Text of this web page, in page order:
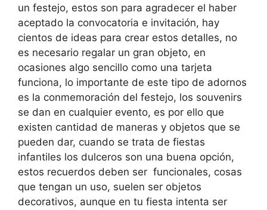
un festejo, estos son para agradecer el haber
aceptado la convocatoria e invitación, hay
cientos de ideas para crear estos detalles, no
es necesario regalar un gran objeto, en
ocasiones algo sencillo como una tarjeta
funciona, lo importante de este tipo de adornos
es la conmemoración del festejo, los souvenirs
se dan en cualquier evento, es por ello que
existen cantidad de maneras y objetos que se
pueden dar, cuando se trata de fiestas
infantiles los dulceros son una buena opción,
estos recuerdos deben ser funcionales, cosas
que tengan un uso, suelen ser objetos
decorativos, aunque en tu fiesta intenta ser